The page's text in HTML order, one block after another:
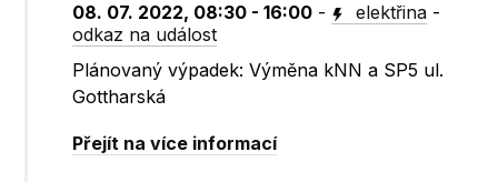
08. 07. 2022, 08:30 - 16:00 - elektřina -
odkaz na událost
Plánovaný výpadek: Výměna kNN a SP5 ul.
Gottharská
Přejít na více informací